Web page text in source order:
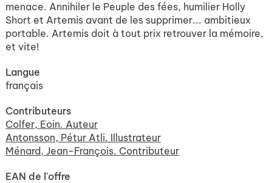
menace. Annihiler le Peuple des fées, humilier Holly
Short et Artemis avant de les supprimer... ambitieux
portable. Artemis doit à tout prix retrouver la mémoire,
et vite!
Langue
français
Contributeurs
Colfer, Eoin. Auteur
Antonsson, Pétur Atli. Illustrateur
Ménard, Jean-François. Contributeur
EAN de l'offre